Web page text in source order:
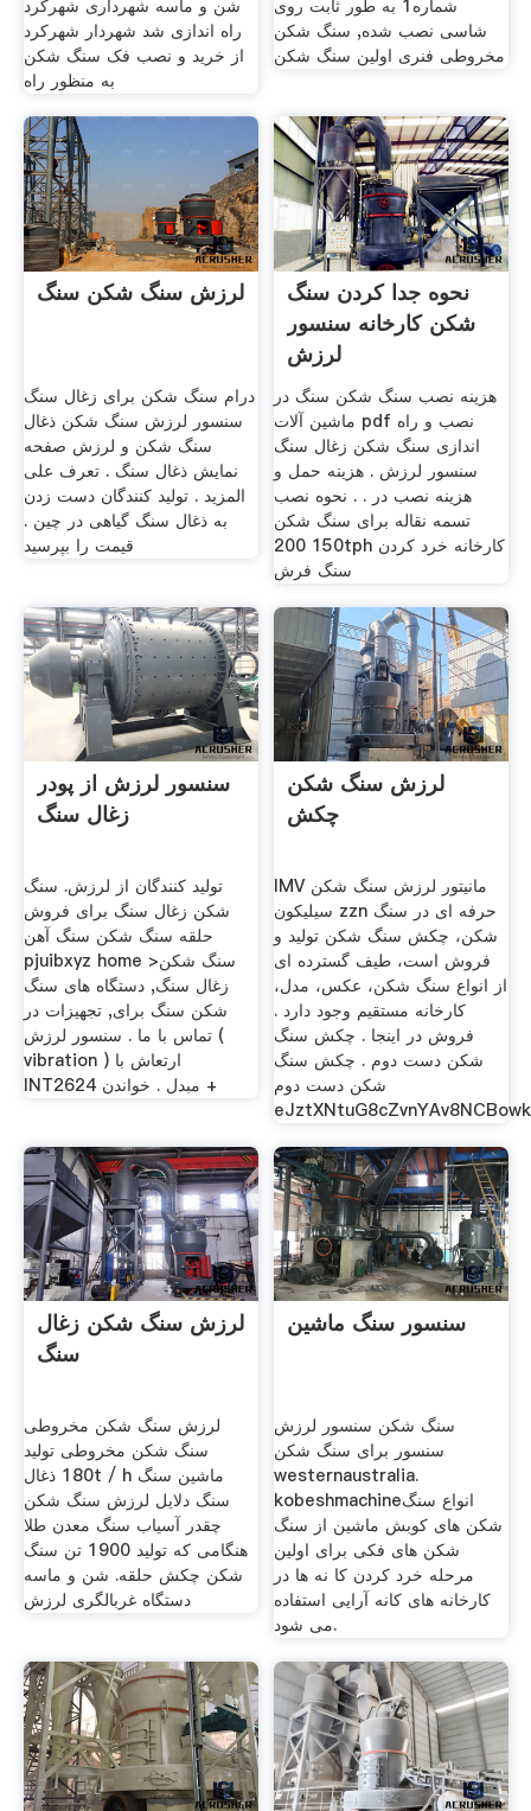
شن و ماسه شهرداری شهرکرد
راه اندازی شد شهردار شهرکرد
از خرید و نصب فک سنگ شکن
به منظور راه
شماره1 به طور ثابت روی
شاسی نصب شده, سنگ شکن
مخروطی فنری اولین سنگ شکن
لرزش سنگ شکن سنگ
درام سنگ شکن برای زغال سنگ
سنسور لرزش سنگ شکن ذغال
سنگ شکن و لرزش صفحه
نمایش ذغال سنگ . تعرف على
المزيد . تولید کنندگان دست زدن
به ذغال سنگ گیاهی در چین .
قیمت را بپرسید
نحوه جدا کردن سنگ
شکن کارخانه سنسور
لرزش
هزینه نصب سنگ شکن سنگ در
ماشین آلات pdf نصب و راه
اندازی سنگ شکن زغال سنگ
سنسور لرزش . هزینه حمل و
هزینه نصب در . . نحوه نصب
تسمه نقاله برای سنگ شکن
150 200tph کارخانه خرد کردن
سنگ فرش
سنسور لرزش از پودر
زغال سنگ
تولید کنندگان از لرزش. سنگ
شکن زغال سنگ برای فروش
حلقه سنگ شکن سنگ آهن
pjuibxyz home >سنگ شکن
زغال سنگ, دستگاه های سنگ
شکن سنگ برای, تجهیزات در
تماس با ما . سنسور لرزش (
vibration ) ارتعاش با
INT2624 مبدل . خواندن +
لرزش سنگ شکن
چکش
IMV مانیتور لرزش سنگ شکن
سیلیکون zzn حرفه ای در سنگ
شکن، چکش سنگ شکن تولید و
فروش است، طیف گسترده ای
از انواع سنگ شکن، عکس، مدل،
کارخانه مستقیم وجود دارد .
فروش در اینجا . چکش سنگ
شکن دست دوم . چکش سنگ
شکن دست دوم
لرزش سنگ شکن زغال
سنگ
لرزش سنگ شکن مخروطی
‫سنگ شکن مخروطی تولید
ماشین سنگ 180t / h ذغال
سنگ دلایل لرزش سنگ شکن
چقدر آسیاب سنگ معدن طلا
هنگامی که تولید 1900 تن سنگ
شکن چکش حلقه. شن و ماسه
دستگاه غربالگری لرزش
سنسور سنگ ماشین
سنگ شکن سنسور لرزش
سنسور برای سنگ شکن
westernaustralia.
kobeshmachineانواع سنگ
شکن های کوبش ماشین از سنگ
شکن های فکی برای اولین
مرحله خرد کردن کا نه ها در
کارخانه های کانه آرایی استفاده
می شود.